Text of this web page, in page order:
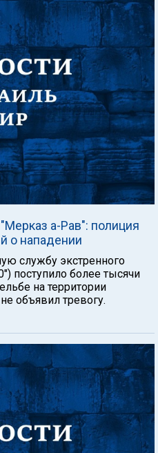
а-Рав": полиция
о нападении
службу экстренного
поступило более тысячи
на территории
объявил тревогу.